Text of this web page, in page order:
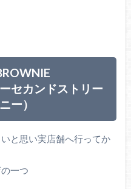
セカンドストリー
ー）
と思い実店舗へ行ってか
一つ